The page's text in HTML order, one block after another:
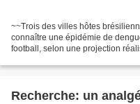
~~Trois des villes hôtes
connaître une épidémie de
football, selon une projection
Recherche: un